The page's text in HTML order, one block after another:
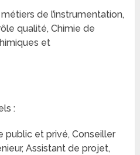
de l’instrumentation,
qualité, Chimie de
et
:
public et privé, Conseiller
Assistant de projet,